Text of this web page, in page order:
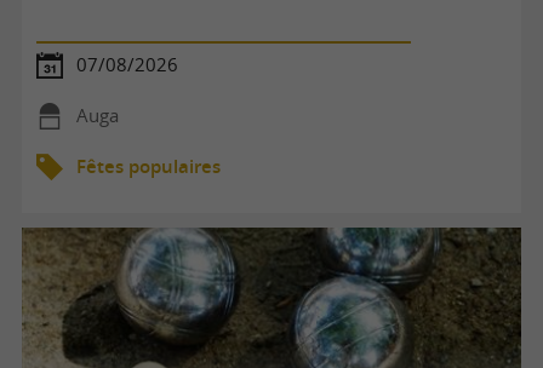
07/08/2026
Auga
Fêtes populaires